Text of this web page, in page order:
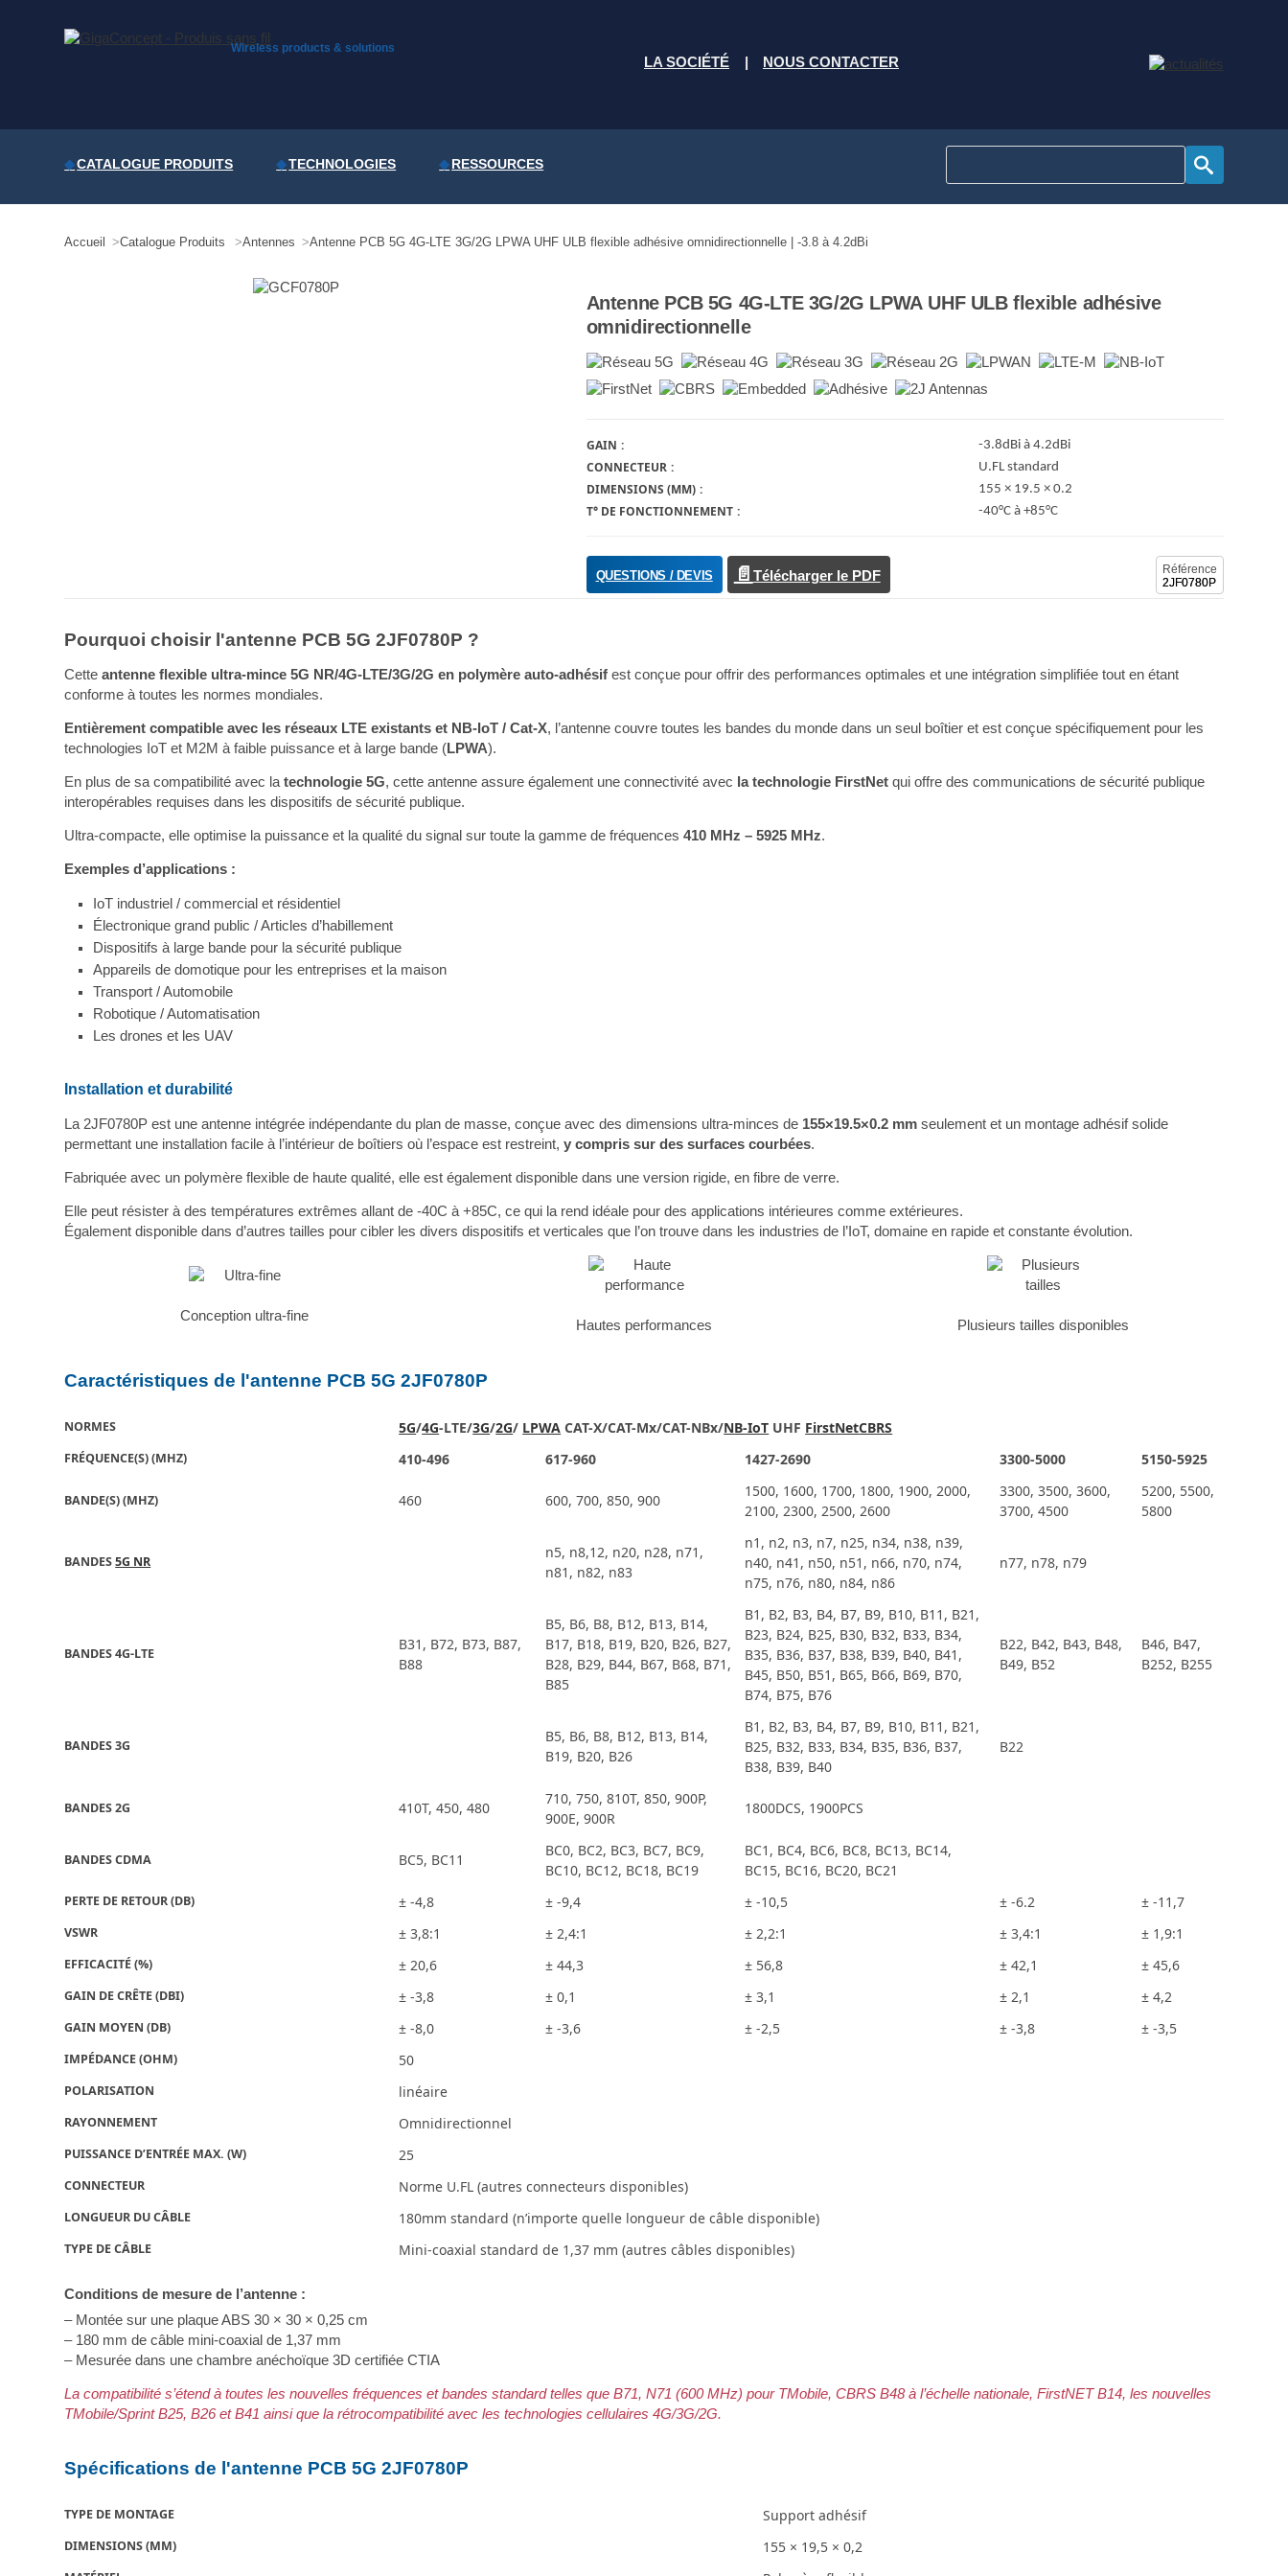
Wireless products & solutions
LA SOCIÉTÉ NOUS CONTACTER
CATALOGUE PRODUITS TECHNOLOGIES RESSOURCES
Accueil Catalogue Produits Antennes Antenne PCB 5G 4G-LTE 3G/2G LPWA UHF ULB flexible adhésive omnidirectionnelle | -3.8 à 4.2dBi
Antenne PCB 5G 4G-LTE 3G/2G LPWA UHF ULB flexible adhésive
omnidirectionnelle
GAIN -3.8dBi à 4.2dBi
CONNECTEUR U.FL standard
DIMENSIONS (MM) 155 × 19.5 × 0.2
T° DE FONCTIONNEMENT -40°C à +85°C
Référence
2JF0780P
QUESTIONS / DEVIS Télécharger le PDF
Pourquoi choisir l'antenne PCB 5G 2JF0780P ?
Cetteantenne flexible ultra-mince 5G NR/4G-LTE/3G/2G en polymère auto-adhésif est conçue pour offrir des performances optimales et une intégration simplifiée tout en étant
conforme à toutes les normes mondiales.
Entièrement compatible avec les réseaux LTE existants et NB-IoT / Cat-X, l’antenne couvre toutes les bandes du monde dans un seul boîtier et est conçue spécifiquement pour les
technologies IoT et M2M à faible puissance et à large bande (LPWA).
En plus de sa compatibilité avec latechnologie 5G, cette antenne assure également une connectivité avec la technologie FirstNet qui offre des communications de sécurité publique
interopérables requises dans les dispositifs de sécurité publique.
Ultra-compacte, elle optimise la puissance et la qualité du signal sur toute la gamme de fréquences410 MHz – 5925 MHz.
Exemples d’applications :
IoT industriel / commercial et résidentiel
Électronique grand public / Articles d’habillement
Dispositifs à large bande pour la sécurité publique
Appareils de domotique pour les entreprises et la maison
Transport / Automobile
Robotique / Automatisation
Les drones et les UAV
Installation et durabilité
La 2JF0780P est une antenne intégrée indépendante du plan de masse, conçue avec des dimensions ultra-minces de 155×19.5×0.2 mm seulement et un montage adhésif solide
permettant une installation facile à l’intérieur de boîtiers où l’espace est restreint,y compris sur des surfaces courbées.
Fabriquée avec un polymère flexible de haute qualité, elle est également disponible dans une version rigide, en fibre de verre.
Elle peut résister à des températures extrêmes allant de -40C à +85C, ce qui la rend idéale pour des applications intérieures comme extérieures.
Également disponible dans d’autres tailles pour cibler les divers dispositifs et verticales que l’on trouve dans les industries de l’IoT, domaine en rapide et constante évolution.
Conception ultra-fine
Hautes performances Plusieurs tailles disponibles
Caractéristiques de l'antenne PCB 5G 2JF0780P
NORMES 5G/4G-LTE/3G/2G/ LPWA CAT-X/CAT-Mx/CAT-NBx/NB-IoT UHF FirstNetCBRS
FRÉQUENCE(S) (MHZ) 410-496 617-960 1427-2690 3300-5000 5150-5925
BANDE(S) (MHZ) 460 600, 700, 850, 900
1500, 1600, 1700, 1800, 1900, 2000,
2100, 2300, 2500, 2600
3300, 3500, 3600,
3700, 4500
5200, 5500,
5800
BANDES5G NR
n5, n8,12, n20, n28, n71,
n81, n82, n83
n1, n2, n3, n7, n25, n34, n38, n39,
n40, n41, n50, n51, n66, n70, n74,
n75, n76, n80, n84, n86
n77, n78, n79
BANDES 4G-LTE
B31, B72, B73, B87,
B88
B5, B6, B8, B12, B13, B14,
B17, B18, B19, B20, B26, B27,
B28, B29, B44, B67, B68, B71,
B85
B1, B2, B3, B4, B7, B9, B10, B11, B21,
B23, B24, B25, B30, B32, B33, B34,
B35, B36, B37, B38, B39, B40, B41,
B45, B50, B51, B65, B66, B69, B70,
B74, B75, B76
B22, B42, B43, B48,
B49, B52
B46, B47,
B252, B255
BANDES 3G
B5, B6, B8, B12, B13, B14,
B19, B20, B26
B1, B2, B3, B4, B7, B9, B10, B11, B21,
B25, B32, B33, B34, B35, B36, B37,
B38, B39, B40
B22
BANDES 2G 410T, 450, 480
710, 750, 810T, 850, 900P,
900E, 900R
1800DCS, 1900PCS
BANDES CDMA BC5, BC11
BC0, BC2, BC3, BC7, BC9,
BC10, BC12, BC18, BC19
BC1, BC4, BC6, BC8, BC13, BC14,
BC15, BC16, BC20, BC21
PERTE DE RETOUR (DB) ± -4,8 ± -9,4 ± -10,5 ± -6.2 ± -11,7
VSWR ± 3,8:1 ± 2,4:1 ± 2,2:1 ± 3,4:1 ± 1,9:1
EFFICACITÉ (%) ± 20,6 ± 44,3 ± 56,8 ± 42,1 ± 45,6
GAIN DE CRÊTE (DBI) ± -3,8 ± 0,1 ± 3,1 ± 2,1 ± 4,2
GAIN MOYEN (DB) ± -8,0 ± -3,6 ± -2,5 ± -3,8 ± -3,5
IMPÉDANCE (OHM) 50
POLARISATION linéaire
RAYONNEMENT Omnidirectionnel
PUISSANCE D’ENTRÉE MAX. (W) 25
CONNECTEUR Norme U.FL (autres connecteurs disponibles)
LONGUEUR DU CÂBLE 180mm standard (n’importe quelle longueur de câble disponible)
TYPE DE CÂBLE Mini-coaxial standard de 1,37 mm (autres câbles disponibles)
Conditions de mesure de l’antenne :
– Montée sur une plaque ABS 30 × 30 × 0,25 cm
– 180 mm de câble mini-coaxial de 1,37 mm
– Mesurée dans une chambre anéchoïque 3D certifiée CTIA
La compatibilité s’étend à toutes les nouvelles fréquences et bandes standard telles que B71, N71 (600 MHz) pour TMobile, CBRS B48 à l’échelle nationale, FirstNET B14, les nouvelles
TMobile/Sprint B25, B26 et B41 ainsi que la rétrocompatibilité avec les technologies cellulaires 4G/3G/2G.
Spécifications de l'antenne PCB 5G 2JF0780P
TYPE DE MONTAGE Support adhésif
DIMENSIONS (MM) 155 × 19,5 × 0,2